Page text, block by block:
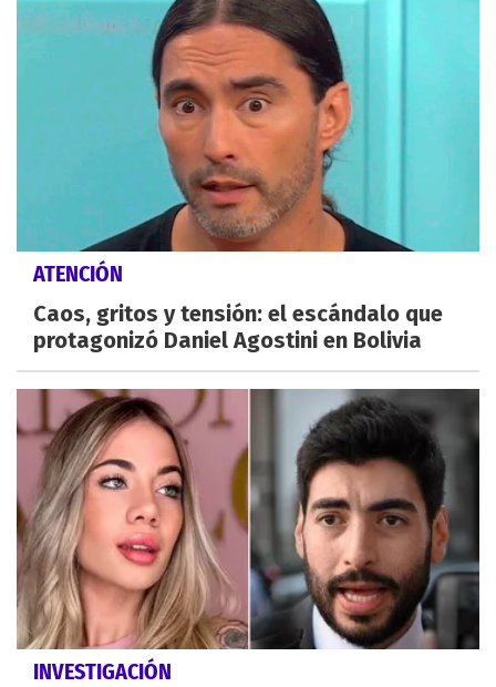
ATENCIÓN
Caos, gritos y tensión: el escándalo que
protagonizó Daniel Agostini en Bolivia
INVESTIGACIÓN